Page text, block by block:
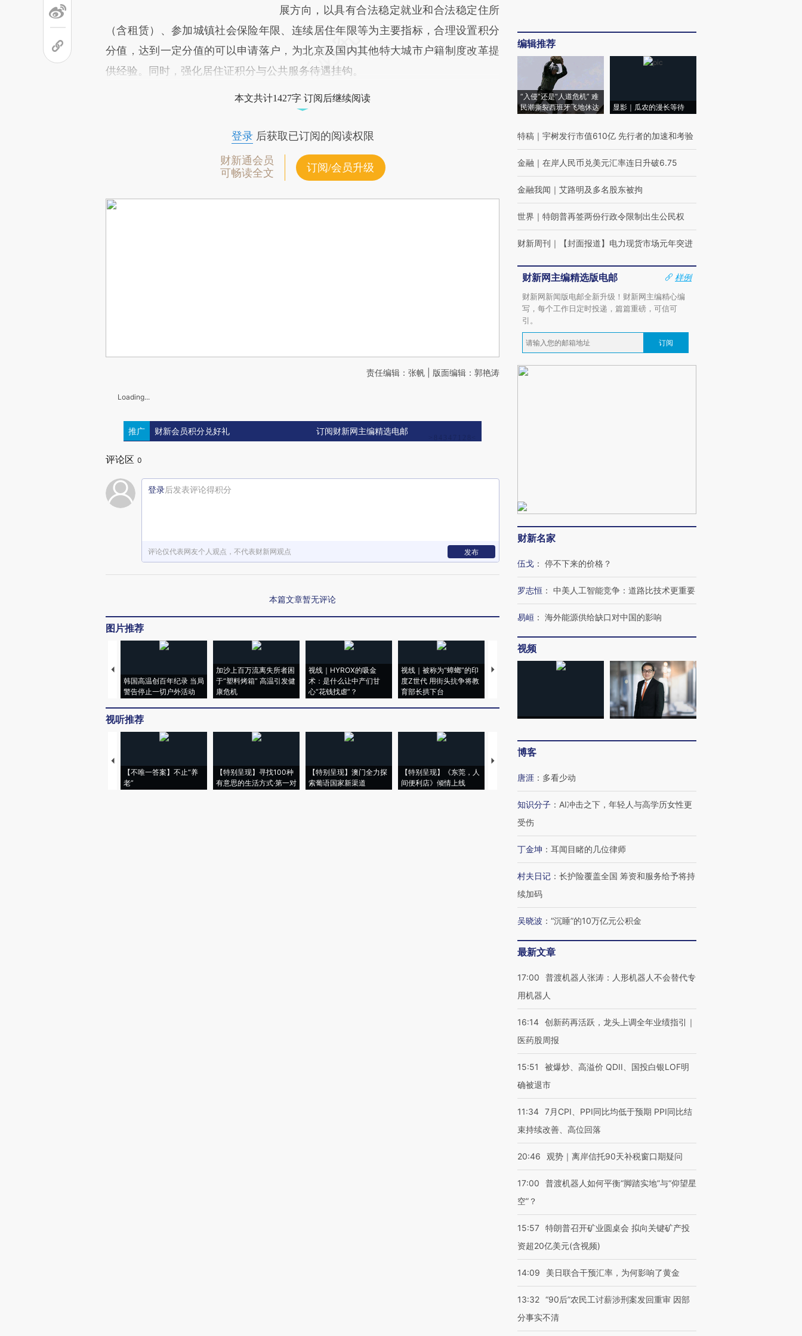
展方向，以具有合法稳定就业和合法稳定住所
（含租赁）、参加城镇社会保险年限、连续居住年限等为主要指标，合理设置积分
分值，达到一定分值的可以申请落户，为北京及国内其他特大城市户籍制度改革提
供经验。同时，强化居住证积分与公共服务待遇挂钩。
本文共计1427字 订阅后继续阅读
登录后获取已订阅的阅读权限
财新通会员
可畅读全文
订阅/会员升级
责任编辑：张帆 | 版面编辑：郭艳涛
Loading...
推广 财新会员积分兑好礼 订阅财新网主编精选电邮
评论区 0
登录后发表评论得积分
评论仅代表网友个人观点，不代表财新网观点 发布
本篇文章暂无评论
图片推荐
韩国高温创百年纪录 当局
警告停止一切户外活动
加沙上百万流离失所者困
于“塑料烤箱” 高温引发健
康危机
视线｜HYROX的吸金
术：是什么让中产们甘
心“花钱找虐”？
视线｜被称为“蟑螂”的印
度Z世代 用街头抗争将教
育部长拱下台
视线｜“入侵”还是“人道危
湖北宜昌局部短时降雨
128毫米 紧急转移近
4000人
哈尔滨遭遇短时极端强降
雨 3小时累计雨量超80毫
视听推荐
【不唯一答案】不止“养
老”
【特别呈现】寻找100种
有意思的生活方式·第一对
【特别呈现】澳门全力探
索葡语国家新渠道
【特别呈现】《东莞，人
间便利店》倾情上线
【推广】走进第四届链博
会，让数智科技“链”接产
编辑推荐
“入侵”还是“人道危机” 难
民潮撕裂西班牙飞地休达
显影｜瓜农的漫长等待
特稿 ｜ 宇树发行市值610亿 先行者的加速和考验
金融 ｜ 在岸人民币兑美元汇率连日升破6.75
金融我闻 ｜ 艾路明及多名股东被拘
世界 ｜ 特朗普再签两份行政令限制出生公民权
财新周刊 ｜ 【封面报道】电力现货市场元年突进
财新网主编精选版电邮
样例
财新网新闻版电邮全新升级！财新网主编精心编
写，每个工作日定时投递，篇篇重磅，可信可
引。
订阅
财新名家
伍戈 ： 停不下来的价格？
罗志恒 ： 中美人工智能竞争：道路比技术更重要
易峘 ： 海外能源供给缺口对中国的影响
视频
博客
唐涯 ： 多看少动
知识分子 ： AI冲击之下，年轻人与高学历女性更
受伤
丁金坤 ： 耳闻目睹的几位律师
村夫日记 ： 长护险覆盖全国 筹资和服务给予将持
续加码
吴晓波 ： “沉睡”的10万亿元公积金
最新文章
17:00
普渡机器人张涛：人形机器人不会替代专
用机器人
16:14 创新药再活跃，龙头上调全年业绩指引｜
医药股周报
15:51
被爆炒、高溢价 QDII、国投白银LOF明
确被退市
11:34 7月CPI、PPI同比均低于预期 PPI同比结
束持续改善、高位回落
20:46 观势｜离岸信托90天补税窗口期疑问
17:00
普渡机器人如何平衡“脚踏实地”与“仰望星
空”？
15:57 特朗普召开矿业圆桌会 拟向关键矿产投
资超20亿美元(含视频)
14:09 美日联合干预汇率，为何影响了黄金
13:32 “90后”农民工讨薪涉刑案发回重审 因部
分事实不清